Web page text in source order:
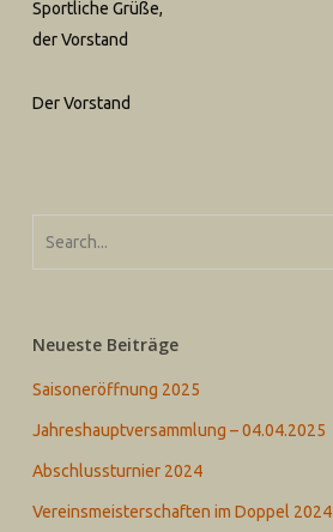
Sportliche Grüße,
der Vorstand
Der Vorstand
Neueste Beiträge
Saisoneröffnung 2025
Jahreshauptversammlung – 04.04.2025
Abschlussturnier 2024
Vereinsmeisterschaften im Doppel 2024